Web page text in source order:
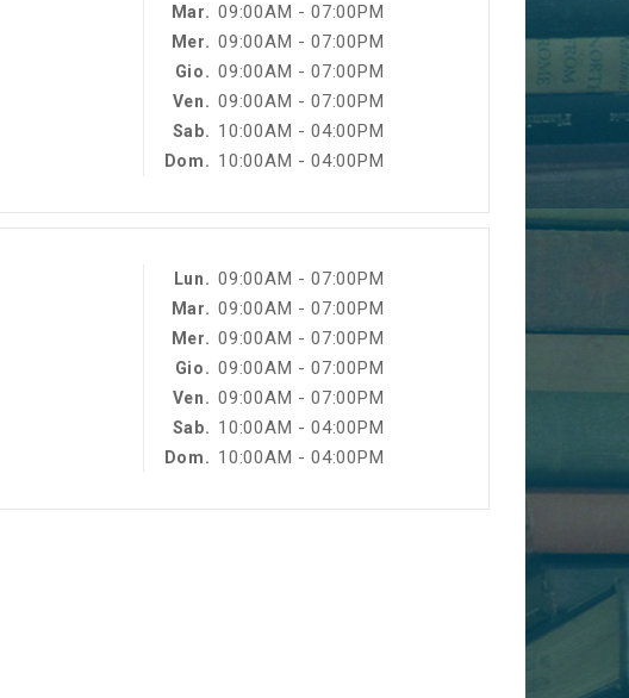
Mar. 09:00AM - 07:00PM
Mer. 09:00AM - 07:00PM
Gio. 09:00AM - 07:00PM
Ven. 09:00AM - 07:00PM
Sab. 10:00AM - 04:00PM
Dom. 10:00AM - 04:00PM
Lun. 09:00AM - 07:00PM
Mar. 09:00AM - 07:00PM
Mer. 09:00AM - 07:00PM
Gio. 09:00AM - 07:00PM
Ven. 09:00AM - 07:00PM
Sab. 10:00AM - 04:00PM
Dom. 10:00AM - 04:00PM